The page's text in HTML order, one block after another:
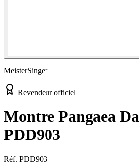
MeisterSinger
Revendeur officiel
Montre Pangaea
PDD903
Réf. PDD903